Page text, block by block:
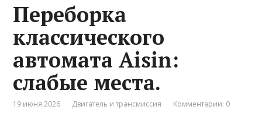
Переборка
классического
автомата Aisin:
слабые места.
19 июня 2026 Двигатель и трансмиссия Комментарии: 0